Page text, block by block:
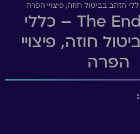
The End Game – כללי
חוזה, פיצויי
הפרה